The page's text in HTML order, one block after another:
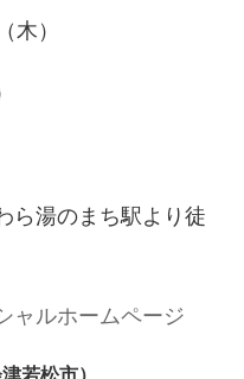
木）
ら湯のまち駅より徒
ャルホームページ
若松市）